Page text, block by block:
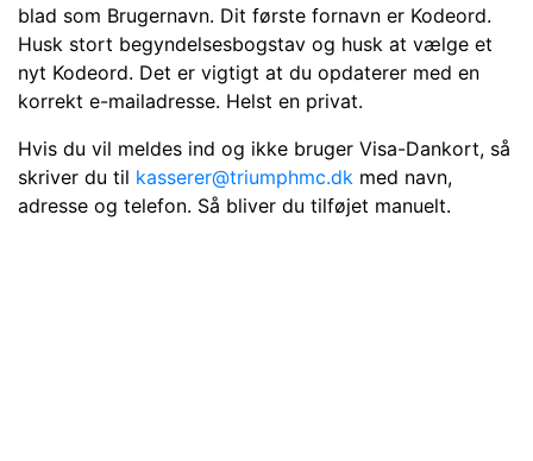
blad som Brugernavn. Dit første fornavn er Kodeord.
Husk stort begyndelsesbogstav og husk at vælge et
nyt Kodeord. Det er vigtigt at du opdaterer med en
korrekt e-mailadresse. Helst en privat.
Hvis du vil meldes ind og ikke bruger Visa-Dankort, så
skriver du til kasserer@triumphmc.dk med navn,
adresse og telefon. Så bliver du tilføjet manuelt.